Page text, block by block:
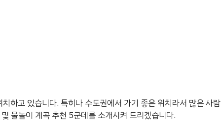
하고 있습니다. 특히나 수도권에서 가기 좋은 위치라서 많은 사람
물놀이 계곡 추천 5군데를 소개시켜 드리겠습니다.